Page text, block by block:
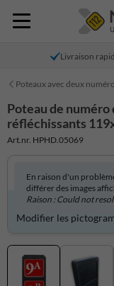
Livraison
Poteaux avec deux
Poteau de numéro
réfléchissants
Art.nr. HPHD.05069
En raison d'un
différer des images
Raison : Could not
Produit
Modifier les